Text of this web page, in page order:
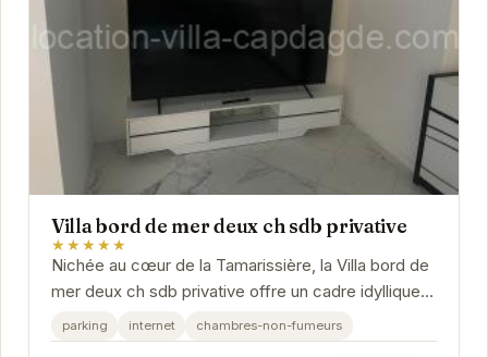
Villa bord de mer deux ch sdb privative
★★★★★
Nichée au cœur de la Tamarissière, la Villa bord de
mer deux ch sdb privative offre un cadre idyllique
pour des vacances relaxantes. Ses deux...
parking internet chambres-non-fumeurs